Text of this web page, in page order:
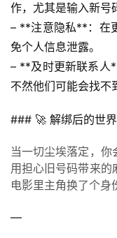
防
诈
知
识
业
资
讯
量
登录
作，尤其是输入新号
– **注意隐私**：在
免个人信息泄露。
– **及时更新联系人
不然他们可能会找不
### 🚀 解绑后的世界
当一切尘埃落定，
用担心旧号码带来的
电影里主角换了个身
—